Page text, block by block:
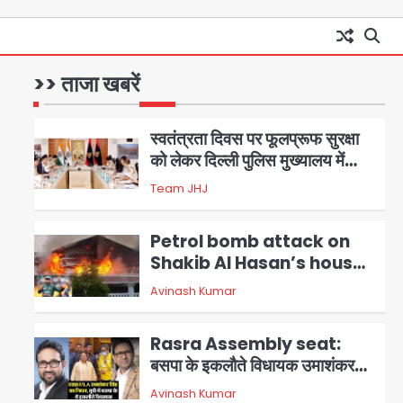
>> ताजा खबरें
1
आॅपरेशन विस्टा 1.0: वीजा शर्तों का
उल्लंघन करने वाले 11 बांग्लादेशी
चढ़े
2
स्वतंत्रता दिवस पर फूलप्रूफ सुरक्षा
को लेकर दिल्ली पुलिस मुख्यालय में
मंथन
Team JHJ
3
Petrol bomb attack on
Shakib Al Hasan’s house:
शेख हसीना की वर्चुअल प्रेस कॉन्फ्रेंस
में जुड़ने पर भड़का गुस्सा, शाकिब अल
से हमला
Avinash Kumar
Rasra Assembly seat:
बसपा के इकलौते विधायक उमाशंकर
सिंह का निधन, दो साल से कैंसर से जूझ
Avinash Kumar